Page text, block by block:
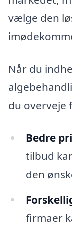
vælge den
Når du
du overveje
Bedre
tilbud
den
firmaer